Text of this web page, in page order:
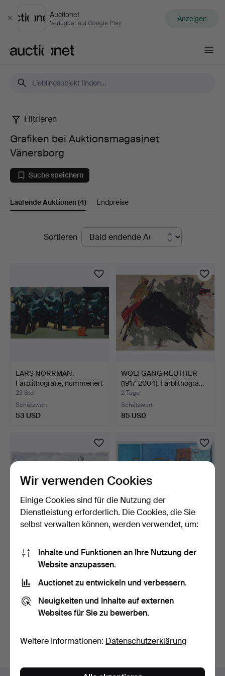
Schließen
Auctionet
Verfügbar auf Google Play Anzeigen
Grafiken
bei
Auktionsmagasinet
Vänersborg
Filtrieren
Grafiken bei Auktionsmagasinet
Vänersborg
Suche speichern
Laufende Auktionen(4) Endpreise
LaufendeSortieren
LARS NORRMAN.
Farblithografie, nummeriert
…
23 Std
Schätzwert
53 USD
WOLFGANG REUTHER
(1917-2004). Farblithogra…
2 Tage
Schätzwert
85 USD
Farblithografie, exotis…
48 USD
Farblithografie, Schlafzim…
53 USD
Suche speichern
Archivsuchen.
Wir verwenden Cookies
Einige Cookies sind für die Nutzung der
Dienstleistung erforderlich. Die Cookies, die Sie
selbst verwalten können, werden verwendet, um:
Inhalte und Funktionen an Ihre Nutzung der
Website anzupassen.
Auctionet zu entwickeln und verbessern.
Neuigkeiten und Inhalte auf externen
Websites für Sie zu bewerben.
Weitere Informationen: Datenschutzerklärung